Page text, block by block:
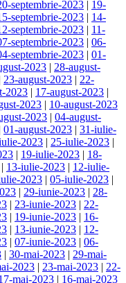
septembrie-2023 | 19-
septembrie-2023 | 14-
septembrie-2023 | 11-
septembrie-2023 | 06-
septembrie-2023 | 01-
2023 | 28-august-
23-august-2023 | 22-
2023 | 17-august-2023 |
2023 | 10-august-2023
2023 | 04-august-
01-august-2023 | 31-iulie-
2023 | 25-iulie-2023 |
| 19-iulie-2023 | 18-
| 13-iulie-2023 | 12-iulie-
2023 | 05-iulie-2023 |
| 29-iunie-2023 | 28-
| 23-iunie-2023 | 22-
| 19-iunie-2023 | 16-
| 13-iunie-2023 | 12-
| 07-iunie-2023 | 06-
| 30-mai-2023 | 29-mai-
2023 | 23-mai-2023 | 22-
mai-2023 | 16-mai-2023